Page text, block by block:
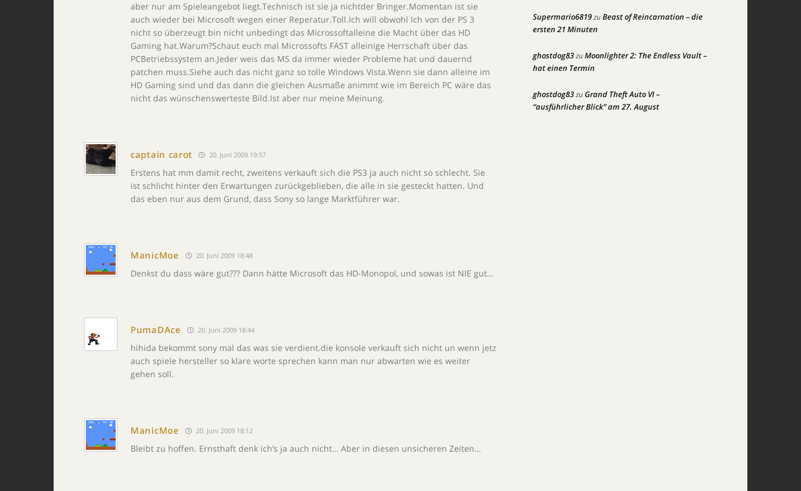
aber nur am Spieleangebot liegt.Technisch ist sie ja nichtder Bringer.Momentan ist sie
auch wieder bei Microsoft wegen einer Reperatur.Toll.Ich will obwohl Ich von der PS 3
nicht so überzeugt bin nicht unbedingt das Microssoftalleine die Macht über das HD
Gaming hat.Warum?Schaut euch mal Microssofts FAST alleinige Herrschaft über das
PCBetriebssystem an.Jeder weis das MS da immer wieder Probleme hat und dauernd
patchen muss.Siehe auch das nicht ganz so tolle Windows Vista.Wenn sie dann alleine im
HD Gaming sind und das dann die gleichen Ausmaße animmt wie im Bereich PC wäre das
nicht das wünschenswerteste Bild.Ist aber nur meine Meinung.
captain carot 20. Juni 2009 19:57
Erstens hat mm damit recht, zweitens verkauft sich die PS3 ja auch nicht so schlecht. Sie
ist schlicht hinter den Erwartungen zurückgeblieben, die alle in sie gesteckt hatten. Und
das eben nur aus dem Grund, dass Sony so lange Marktführer war.
ManicMoe 20. Juni 2009 18:48
Denkst du dass wäre gut??? Dann hätte Microsoft das HD-Monopol, und sowas ist NIE gut…
PumaDAce 20. Juni 2009 18:44
hihida bekommt sony mal das was sie verdient.die konsole verkauft sich nicht un wenn jetz
auch spiele hersteller so klare worte sprechen kann man nur abwarten wie es weiter
gehen soll.
ManicMoe 20. Juni 2009 18:12
Bleibt zu hoffen. Ernsthaft denk ich’s ja auch nicht… Aber in diesen unsicheren Zeiten…
Supermario6819zuBeast of Reincarnation – die
ersten 21 Minuten
ghostdog83zuMoonlighter 2: The Endless Vault –
hat einen Termin
ghostdog83zuGrand Theft Auto VI –
“ausführlicher Blick” am 27. August